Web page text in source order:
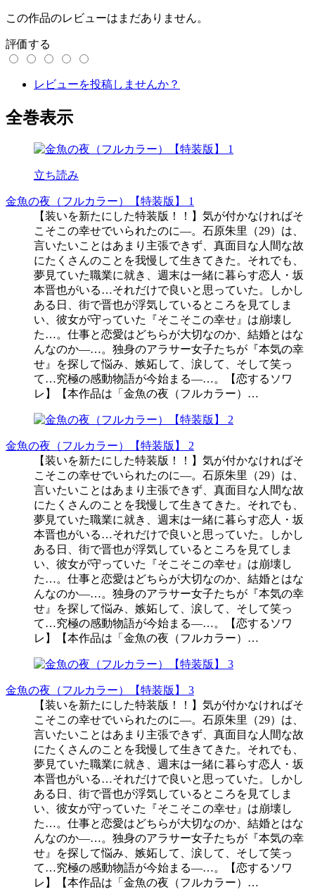
この作品のレビューはまだありません。
評価する
レビューを投稿しませんか？
全巻表示
立ち読み
金魚の夜（フルカラー）【特装版】 1
【装いを新たにした特装版！！】気が付かなければそ
こそこの幸せでいられたのに―。石原朱里（29）は、
言いたいことはあまり主張できず、真面目な人間な故
にたくさんのことを我慢して生きてきた。それでも、
夢見ていた職業に就き、週末は一緒に暮らす恋人・坂
本晋也がいる…それだけで良いと思っていた。しかし
ある日、街で晋也が浮気しているところを見てしま
い、彼女が守っていた『そこそこの幸せ』は崩壊し
た…。仕事と恋愛はどちらが大切なのか、結婚とはな
んなのか―…。独身のアラサー女子たちが『本気の幸
せ』を探して悩み、嫉妬して、涙して、そして笑っ
て…究極の感動物語が今始まる―…。【恋するソワ
レ】【本作品は「金魚の夜（フルカラー）…
金魚の夜（フルカラー）【特装版】 2
【装いを新たにした特装版！！】気が付かなければそ
こそこの幸せでいられたのに―。石原朱里（29）は、
言いたいことはあまり主張できず、真面目な人間な故
にたくさんのことを我慢して生きてきた。それでも、
夢見ていた職業に就き、週末は一緒に暮らす恋人・坂
本晋也がいる…それだけで良いと思っていた。しかし
ある日、街で晋也が浮気しているところを見てしま
い、彼女が守っていた『そこそこの幸せ』は崩壊し
た…。仕事と恋愛はどちらが大切なのか、結婚とはな
んなのか―…。独身のアラサー女子たちが『本気の幸
せ』を探して悩み、嫉妬して、涙して、そして笑っ
て…究極の感動物語が今始まる―…。【恋するソワ
レ】【本作品は「金魚の夜（フルカラー）…
金魚の夜（フルカラー）【特装版】 3
【装いを新たにした特装版！！】気が付かなければそ
こそこの幸せでいられたのに―。石原朱里（29）は、
言いたいことはあまり主張できず、真面目な人間な故
にたくさんのことを我慢して生きてきた。それでも、
夢見ていた職業に就き、週末は一緒に暮らす恋人・坂
本晋也がいる…それだけで良いと思っていた。しかし
ある日、街で晋也が浮気しているところを見てしま
い、彼女が守っていた『そこそこの幸せ』は崩壊し
た…。仕事と恋愛はどちらが大切なのか、結婚とはな
んなのか―…。独身のアラサー女子たちが『本気の幸
せ』を探して悩み、嫉妬して、涙して、そして笑っ
て…究極の感動物語が今始まる―…。【恋するソワ
レ】【本作品は「金魚の夜（フルカラー）…